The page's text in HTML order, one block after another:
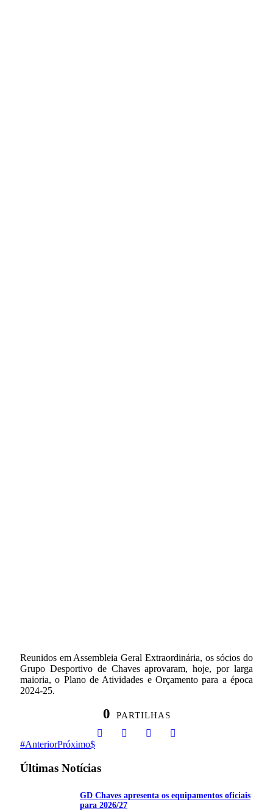
Reunidos em Assembleia Geral Extraordinária, os sócios do
Grupo Desportivo de Chaves aprovaram, hoje, por larga
maioria, o Plano de Atividades e Orçamento para a época
2024-25.
0 PARTILHAS
AnteriorPróximo
Últimas Notícias
GD Chaves apresenta os equipamentos oficiais
para 2026/27